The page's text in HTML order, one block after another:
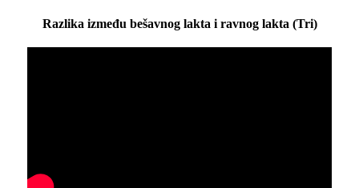
Razlika između bešavnog lakta i ravnog lakta (Tri)